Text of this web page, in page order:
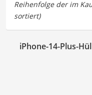
iPhone-14-Plus-